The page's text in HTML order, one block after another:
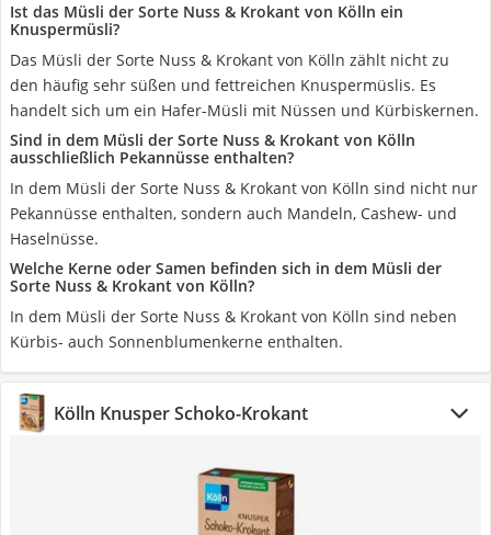
Ist das Müsli der Sorte Nuss & Krokant von Kölln ein
Knuspermüsli?
Das Müsli der Sorte Nuss & Krokant von Kölln zählt nicht zu
den häufig sehr süßen und fettreichen Knuspermüslis. Es
handelt sich um ein Hafer-Müsli mit Nüssen und Kürbiskernen.
Sind in dem Müsli der Sorte Nuss & Krokant von Kölln
ausschließlich Pekannüsse enthalten?
In dem Müsli der Sorte Nuss & Krokant von Kölln sind nicht nur
Pekannüsse enthalten, sondern auch Mandeln, Cashew- und
Haselnüsse.
Welche Kerne oder Samen befinden sich in dem Müsli der
Sorte Nuss & Krokant von Kölln?
In dem Müsli der Sorte Nuss & Krokant von Kölln sind neben
Kürbis- auch Sonnenblumenkerne enthalten.
Kölln Knusper Schoko-Krokant